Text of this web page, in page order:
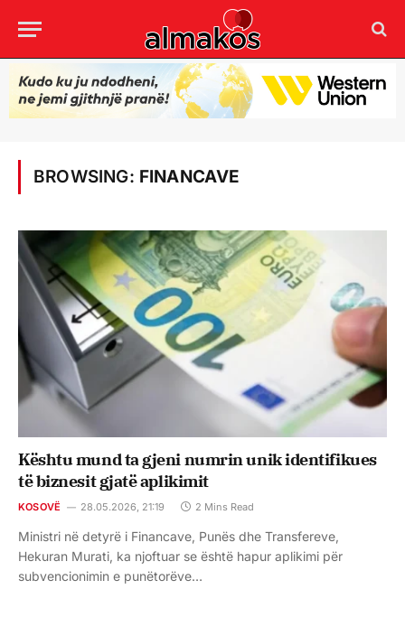
BROWSING: FINANCAVE
Kështu mund ta gjeni numrin unik identifikues
të biznesit gjatë aplikimit
KOSOVË 28.05.2026, 21:19 2 Mins Read
Ministri në detyrë i Financave, Punës dhe Transfereve,
Hekuran Murati, ka njoftuar se është hapur aplikimi për
subvencionimin e punëtorëve…